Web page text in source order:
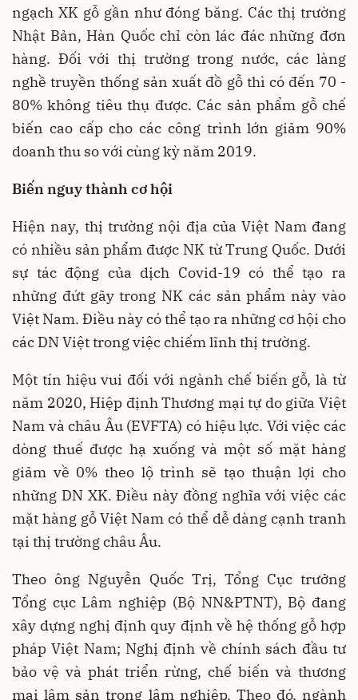
ngạch XK gỗ gần như đóng băng. Các thị trường
Nhật Bản, Hàn Quốc chỉ còn lác đác những đơn
hàng. Đối với thị trường trong nước, các làng
nghề truyền thống sản xuất đồ gỗ thì có đến 70 -
80% không tiêu thụ được. Các sản phẩm gỗ chế
biến cao cấp cho các công trình lớn giảm 90%
doanh thu so với cùng kỳ năm 2019.
Biến nguy thành cơ hội
Hiện nay, thị trường nội địa của Việt Nam đang
có nhiều sản phẩm được NK từ Trung Quốc. Dưới
sự tác động của dịch Covid-19 có thể tạo ra
những đứt gãy trong NK các sản phẩm này vào
Việt Nam. Điều này có thể tạo ra những cơ hội cho
các DN Việt trong việc chiếm lĩnh thị trường.
Một tín hiệu vui đối với ngành chế biến gỗ, là từ
năm 2020, Hiệp định Thương mại tự do giữa Việt
Nam và châu Âu (EVFTA) có hiệu lực. Với việc các
dòng thuế được hạ xuống và một số mặt hàng
giảm về 0% theo lộ trình sẽ tạo thuận lợi cho
những DN XK. Điều này đồng nghĩa với việc các
mặt hàng gỗ Việt Nam có thể dễ dàng cạnh tranh
tại thị trường châu Âu.
Theo ông Nguyễn Quốc Trị, Tổng Cục trưởng
Tổng cục Lâm nghiệp (Bộ NN&PTNT), Bộ đang
xây dựng nghị định quy định về hệ thống gỗ hợp
pháp Việt Nam; Nghị định về chính sách đầu tư
bảo vệ và phát triển rừng, chế biến và thương
mại lâm sản trong lâm nghiệp. Theo đó, ngành